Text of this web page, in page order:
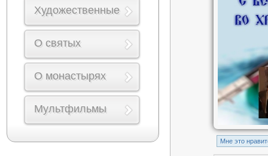
Mне это
Художественные
О святых
О монастырях
Мультфильмы